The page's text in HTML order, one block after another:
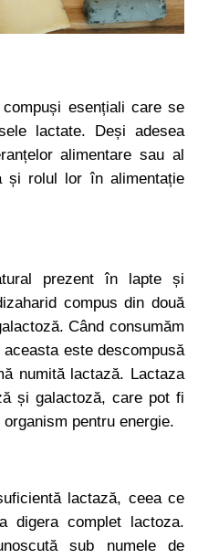
esențiali care se
lactate. Deși adesea
alimentare sau al
și rolul lor în alimentație
prezent în lapte și
compus din două
Când consumăm
este descompusă
numită lactază. Lactaza
și galactoză, care pot fi
pentru energie.
lactază, ceea ce
digera complet lactoza.
sub numele de